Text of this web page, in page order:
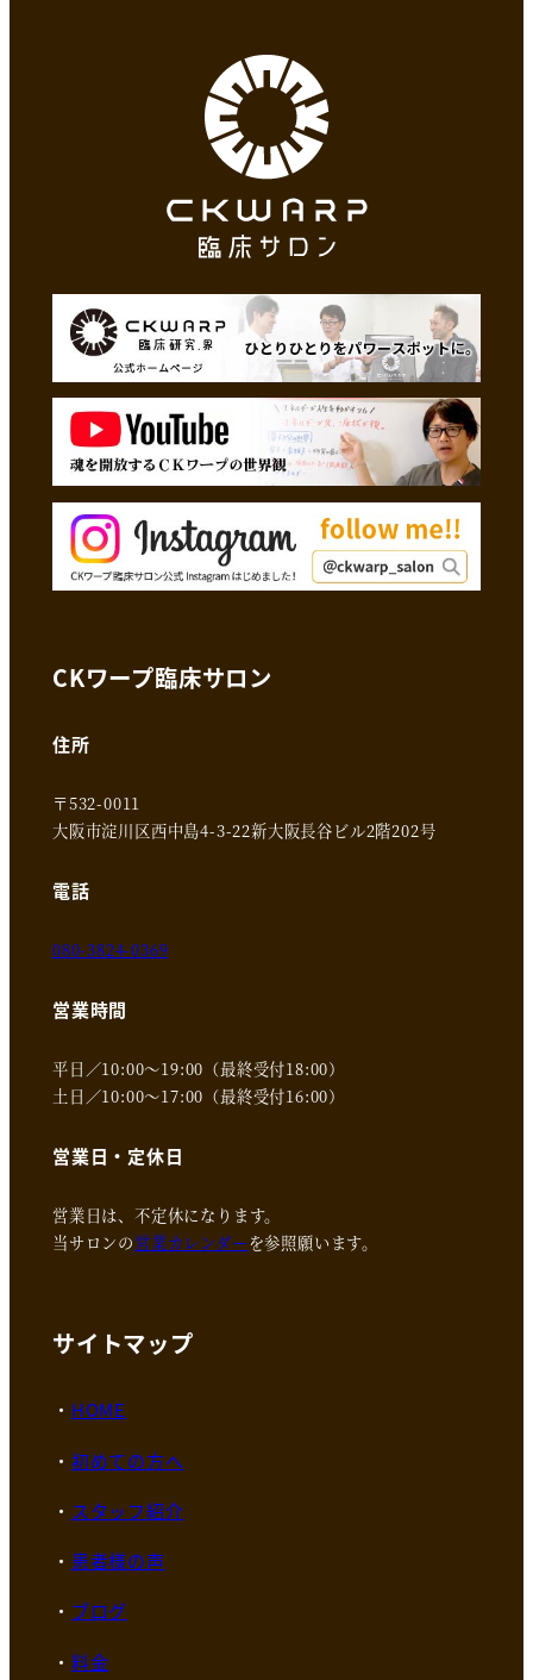
CKワープ臨床サロン
住所
〒532-0011
大阪市淀川区西中島4-3-22新大阪長谷ビル2階202号
電話
080-3824-0369
営業時間
平日／10:00～19:00（最終受付18:00）
土日／10:00～17:00（最終受付16:00）
営業日・定休日
営業日は、不定休になります。
当サロンの営業カレンダーを参照願います。
サイトマップ
HOME
初めての方へ
スタッフ紹介
患者様の声
ブログ
料金